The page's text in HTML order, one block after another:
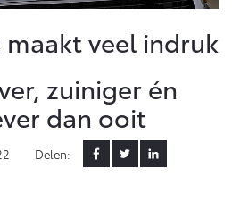
Vanaf € 27.195,-
maakt veel indruk
zuiniger én
dan ooit
Delen: